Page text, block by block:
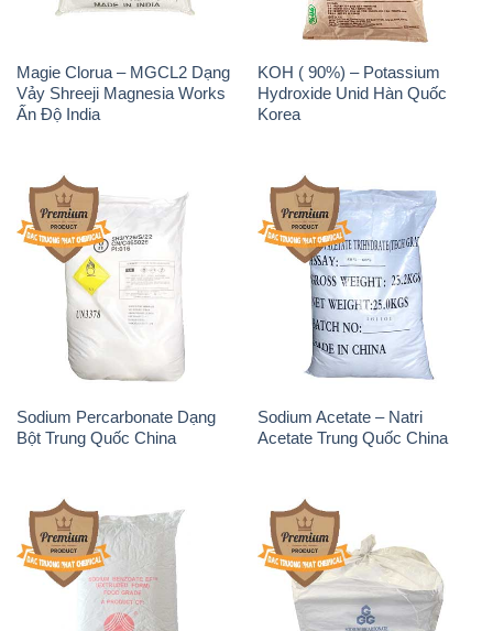
Sodium Percarbonate Dạng
Bột Trung Quốc China
Sodium Acetate – Natri
Acetate Trung Quốc China
Sodium Benzoate – Mốc Bột
Sodium Bicarbonate – Bicar